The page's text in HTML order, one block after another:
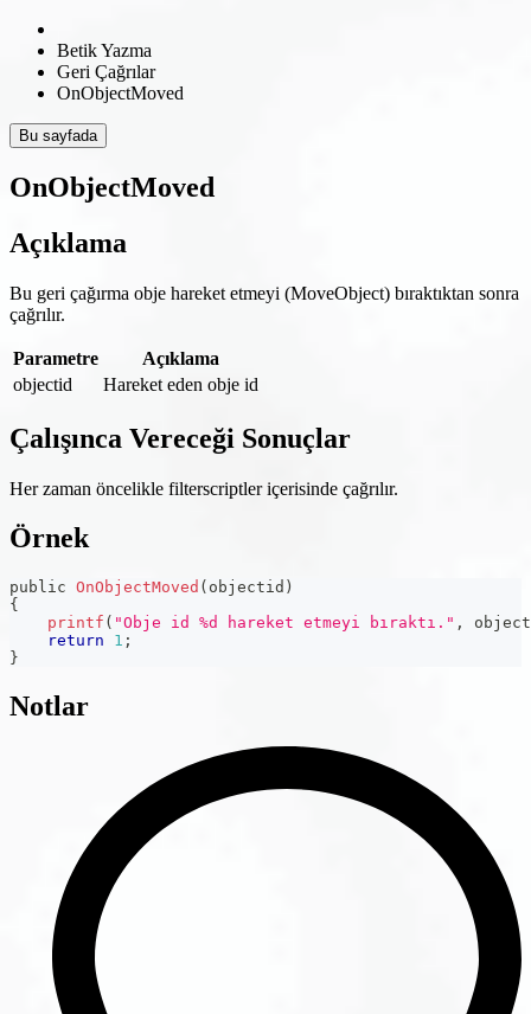
Betik Yazma
Geri Çağrılar
OnObjectMoved
Bu sayfada
OnObjectMoved
Açıklama
Bu geri çağırma obje hareket etmeyi (MoveObject) bıraktıktan sonra
çağrılır.
Parametre
Açıklama
objectid
Hareket eden obje id
Çalışınca Vereceği Sonuçlar
Her zaman öncelikle filterscriptler içerisinde çağrılır.
Örnek
public OnObjectMoved ( objectid )
{
printf ( "Obje id %d hareket etmeyi bıraktı." ,
return
1 ;
}
Notlar